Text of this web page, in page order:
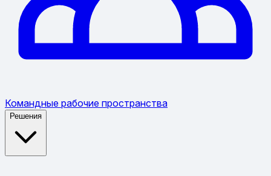
Командные рабочие пространства
Решения